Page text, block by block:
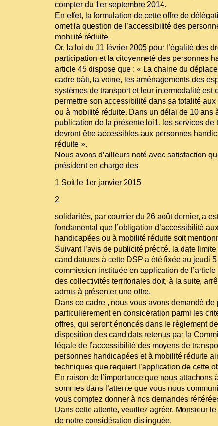
compter du 1er septembre 2014.
En effet, la formulation de cette offre de
omet la question de l’accessibilité des
mobilité réduite.
Or, la loi du 11 février 2005 pour l’égalité des
participation et la citoyenneté des personnes
article 45 dispose que : « La chaine du
cadre bâti, la voirie, les aménagements des
systèmes de transport et leur intermodalité est
permettre son accessibilité dans sa totalité
ou à mobilité réduite. Dans un délai de 10 ans
publication de la présente loi1, les services de
devront être accessibles aux personnes
réduite ».
Nous avons d’ailleurs noté avec satisfaction
président en charge des
1 Soit le 1er janvier 2015
2
solidarités, par courrier du 26 août dernier, a
fondamental que l’obligation d’accessibilité
handicapées ou à mobilité réduite soit
Suivant l’avis de publicité précité, la date
candidatures à cette DSP a été fixée au jeudi
commission instituée en application de
des collectivités territoriales doit, à la suite,
admis à présenter une offre.
Dans ce cadre , nous vous avons demandé de
particulièrement en considération parmi les
offres, qui seront énoncés dans le règlement
disposition des candidats retenus par la
légale de l’accessibilité des moyens de
personnes handicapées et à mobilité réduite
techniques que requiert l’application de cette
En raison de l’importance que nous attachons
sommes dans l’attente que vous nous
vous comptez donner à nos demandes
Dans cette attente, veuillez agréer, Monsieur
de notre considération distinguée,